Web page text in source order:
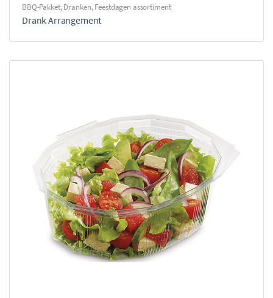
BBQ-Pakket,Dranken,Feestdagen assortiment
Drank Arrangement